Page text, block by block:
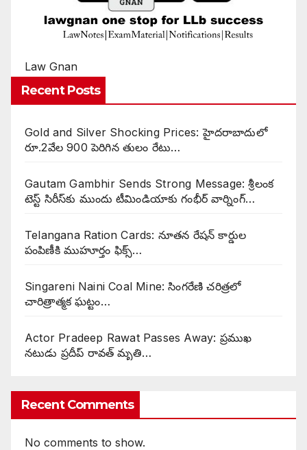
Law Gnan
Recent Posts
Gold and Silver Shocking Prices: హైదరాబాదులో
రూ.2వేల 900 పెరిగిన తులం రేటు…
Gautam Gambhir Sends Strong Message: శ్రీలంక
టెస్ట్ సిరీస్‌కు ముందు టీమిండియాకు గంభీర్ వార్నింగ్…
Telangana Ration Cards: నూతన రేషన్ కార్డుల
పంపిణీకి ముహూర్తం ఫిక్స్‌…
Singareni Naini Coal Mine: సింగరేణి చరిత్రలో
చారిత్రాత్మక ఘట్టం…
Actor Pradeep Rawat Passes Away: ప్రముఖ
నటుడు ప్రదీప్ రావత్ మృతి…
Recent Comments
No comments to show.